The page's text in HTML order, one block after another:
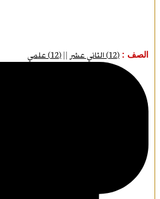
الصف : (12) الثاني عشر || (12) علمي